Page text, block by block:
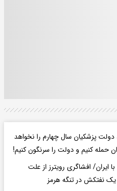
پزشکیان سال چهارم را نخواهد
ایران/ افشاگری رویترز از علت
یک نفتکش در تنگه هرمز